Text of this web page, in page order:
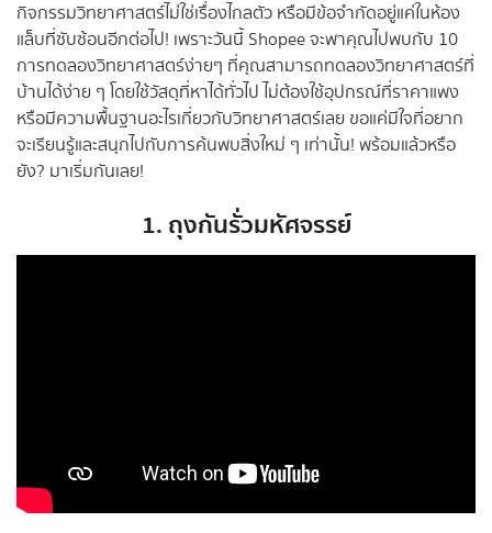
กิจกรรมวิทยาศาสตร์ไม่ใช่เรื่องไกลตัว หรือมีข้อจำกัดอยู่แค่ในห้อง
แล็บที่ซับซ้อนอีกต่อไป! เพราะวันนี้ Shopee จะพาคุณไปพบกับ 10
การทดลองวิทยาศาสตร์ง่ายๆ ที่คุณสามารถทดลองวิทยาศาสตร์ที่
บ้านได้ง่าย ๆ โดยใช้วัสดุที่หาได้ทั่วไป ไม่ต้องใช้อุปกรณ์ที่ราคาแพง
หรือมีความพื้นฐานอะไรเกี่ยวกับวิทยาศาสตร์เลย ขอแค่มีใจที่อยาก
จะเรียนรู้และสนุกไปกับการค้นพบสิ่งใหม่ ๆ เท่านั้น! พร้อมแล้วหรือ
ยัง? มาเริ่มกันเลย!
1. ถุงกันรั่วมหัศจรรย์